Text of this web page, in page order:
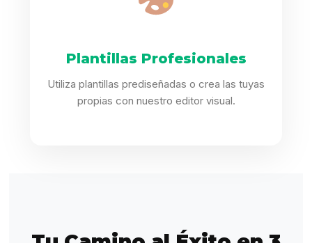
Plantillas Profesionales
Utiliza plantillas prediseñadas o crea las tuyas
propias con nuestro editor visual.